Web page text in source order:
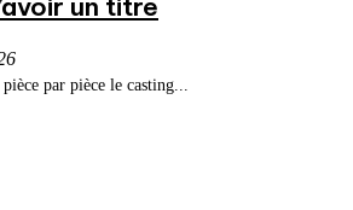
un titre
par pièce le casting...